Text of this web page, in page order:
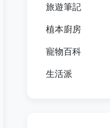
旅遊筆記
植本廚房
寵物百科
生活派